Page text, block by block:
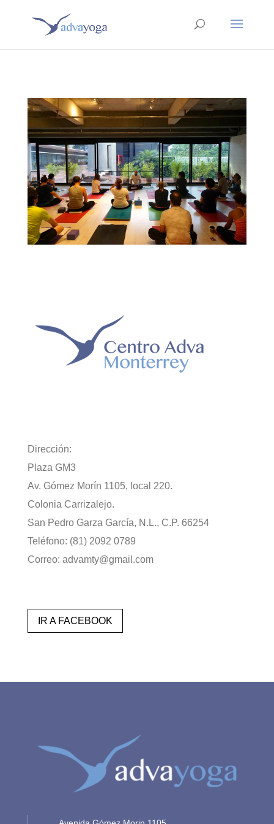
Dirección:
Plaza GM3
Av. Gómez Morín 1105, local 220.
Colonia Carrizalejo.
San Pedro Garza García, N.L., C.P. 66254
Teléfono: (81) 2092 0789
Correo: advamty@gmail.com
IR A FACEBOOK